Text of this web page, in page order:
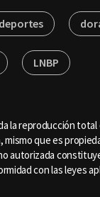
LNBP
la reproducción
mismo que es
autorizada
con las leyes